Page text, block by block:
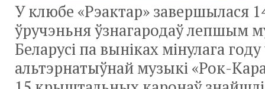
У клюбе «Рэактар» завершылася
ўручэньня ўзнагародаў лепшым
Беларусі па выніках мінулага
альтэрнатыўнай музыкі «Рок-